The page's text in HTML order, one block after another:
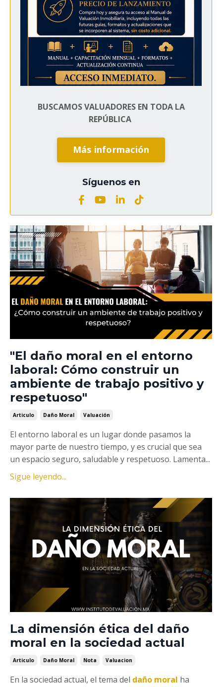
"El daño moral en el entorno
laboral: Cómo construir un
ambiente de trabajo positivo y
respetuoso"
Articulo Daño Moral Valuación
El entorno laboral es un lugar donde pasamos la
mayor parte de nuestro tiempo, y es crucial que sea
un espacio seguro, saludable y respetuoso. Lamenta...
Sigue leyendo...
La dimensión ética del daño
moral en la sociedad actual
Articulo Daño Moral Nota Valuacion
En la sociedad actual, el tema del daño moral ha
BUSCAMOS VALUADORES EN TODA LA
REPÚBLICA
Más información
Síguenos en